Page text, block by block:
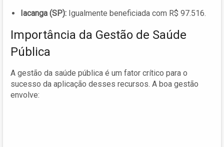
Iacanga (SP): Igualmente beneficiada com R$ 97.516.
Importância da Gestão de Saúde
Pública
A gestão da saúde pública é um fator crítico para o
sucesso da aplicação desses recursos. A boa gestão
envolve: